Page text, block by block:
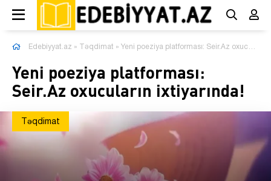
Edebiyyat.az » Təqdimat » Yeni poeziya platforması: Seir.Az oxucuların ixtiyarında!
Yeni poeziya platforması:
Seir.Az oxucuların ixtiyarında!
Təqdimat